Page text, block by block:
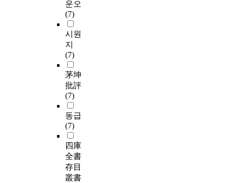
운오
(7)
시원
지
(7)
茅坤
批評
(7)
동급
(7)
四庫
全書
存目
叢書